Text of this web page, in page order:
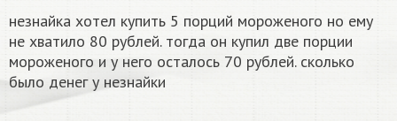
незнайка хотел купить 5 порций мороженого но ему
не хватило 80 рублей. тогда он купил две порции
мороженого и у него осталось 70 рублей. сколько
было денег у незнайки